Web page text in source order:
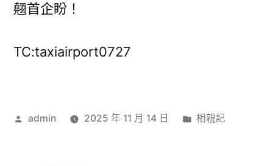
翹首企盼！
TC:taxiairport0727
作
admin 2025 年 11 月 14 日
分
相親記